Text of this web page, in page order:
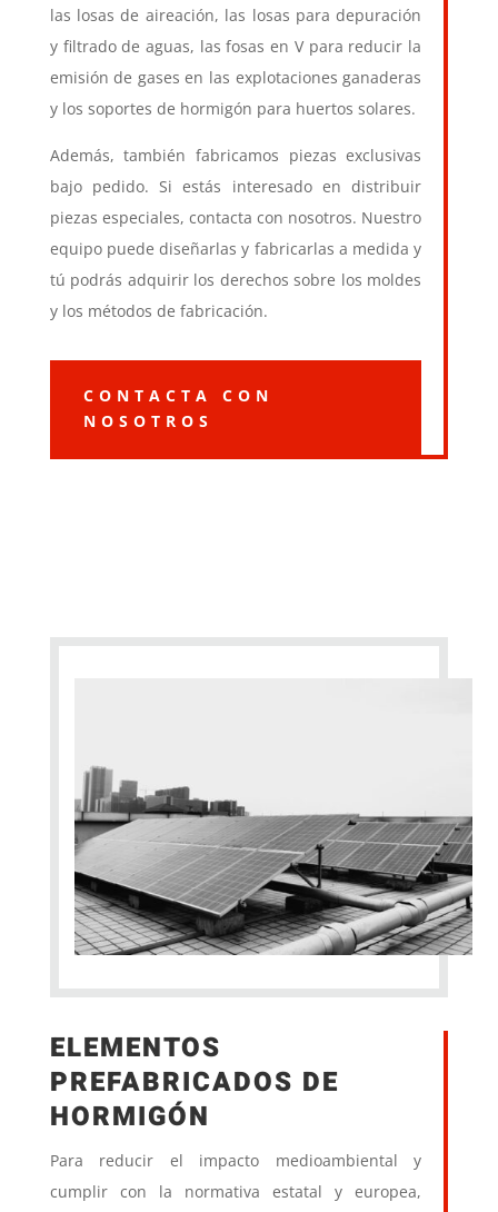
las losas de aireación, las losas para depuración
y filtrado de aguas, las fosas en V para reducir la
emisión de gases en las explotaciones ganaderas
y los soportes de hormigón para huertos solares.
Además, también fabricamos piezas exclusivas
bajo pedido. Si estás interesado en distribuir
piezas especiales, contacta con nosotros. Nuestro
equipo puede diseñarlas y fabricarlas a medida y
tú podrás adquirir los derechos sobre los moldes
y los métodos de fabricación.
CONTACTA CON
NOSOTROS
ELEMENTOS
PREFABRICADOS DE
HORMIGÓN
Para reducir el impacto medioambiental y
cumplir con la normativa estatal y europea,